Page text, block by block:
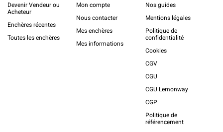
Devenir Vendeur ou
Acheteur
Enchères récentes
Toutes les enchères
Mon compte
Nous contacter
Mes enchères
Mes informations
Nos guides
Mentions légales
Politique de
confidentialité
Cookies
CGV
CGU
CGU Lemonway
CGP
Politique de
référencement